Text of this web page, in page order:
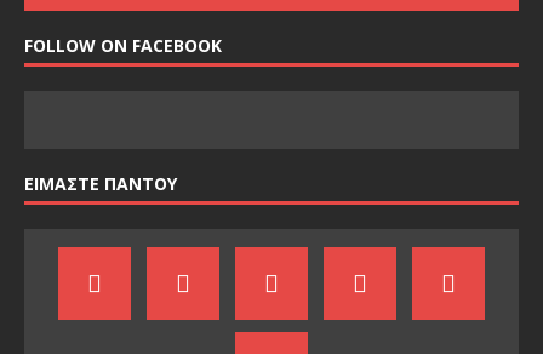
FOLLOW ON FACEBOOK
ΕΙΜΑΣΤΕ ΠΑΝΤΟΥ